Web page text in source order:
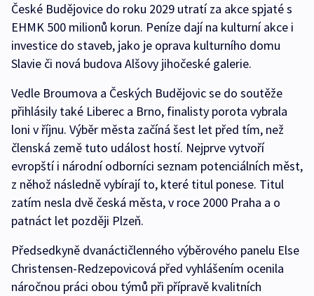
České Budějovice do roku 2029 utratí za akce spjaté s
EHMK 500 milionů korun. Peníze dají na kulturní akce i
investice do staveb, jako je oprava kulturního domu
Slavie či nová budova Alšovy jihočeské galerie.
Vedle Broumova a Českých Budějovic se do soutěže
přihlásily také Liberec a Brno, finalisty porota vybrala
loni v říjnu. Výběr města začíná šest let před tím, než
členská země tuto událost hostí. Nejprve vytvoří
evropští i národní odborníci seznam potenciálních měst,
z něhož následně vybírají to, které titul ponese. Titul
zatím nesla dvě česká města, v roce 2000 Praha a o
patnáct let později Plzeň.
Předsedkyně dvanáctičlenného výběrového panelu Else
Christensen-Redzepovicová před vyhlášením ocenila
náročnou práci obou týmů při přípravě kvalitních